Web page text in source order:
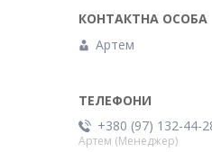
Артем
+380 (97) 132-44-
Артем (Менеджер)